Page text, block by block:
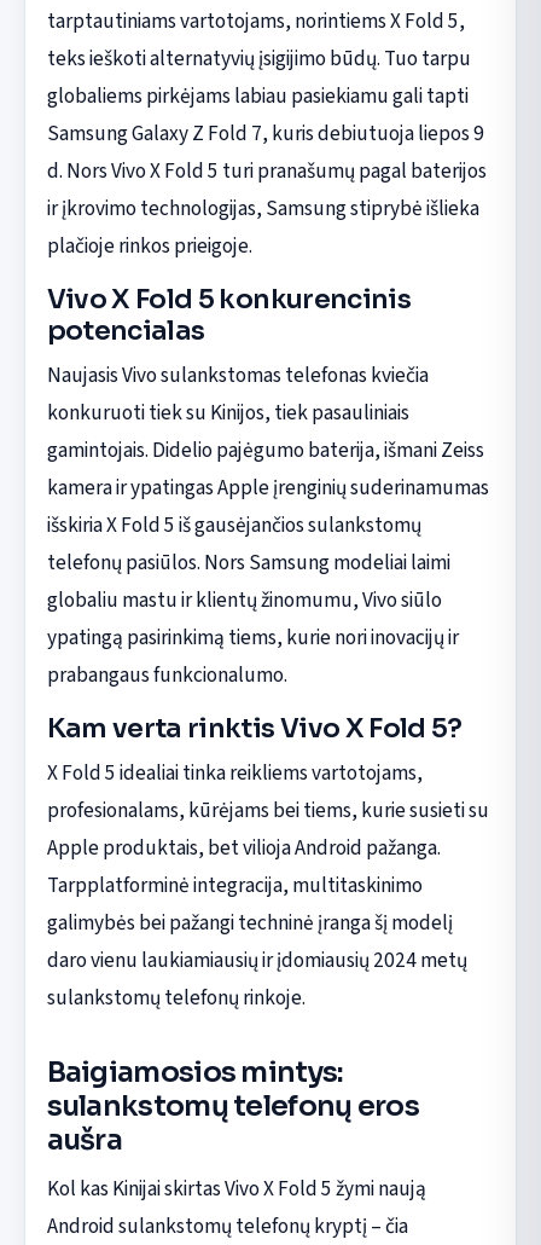
tarptautiniams vartotojams, norintiems X Fold 5,
teks ieškoti alternatyvių įsigijimo būdų. Tuo tarpu
globaliems pirkėjams labiau pasiekiamu gali tapti
Samsung Galaxy Z Fold 7, kuris debiutuoja liepos 9
d. Nors Vivo X Fold 5 turi pranašumų pagal baterijos
ir įkrovimo technologijas, Samsung stiprybė išlieka
plačioje rinkos prieigoje.
Vivo X Fold 5 konkurencinis
potencialas
Naujasis Vivo sulankstomas telefonas kviečia
konkuruoti tiek su Kinijos, tiek pasauliniais
gamintojais. Didelio pajėgumo baterija, išmani Zeiss
kamera ir ypatingas Apple įrenginių suderinamumas
išskiria X Fold 5 iš gausėjančios sulankstomų
telefonų pasiūlos. Nors Samsung modeliai laimi
globaliu mastu ir klientų žinomumu, Vivo siūlo
ypatingą pasirinkimą tiems, kurie nori inovacijų ir
prabangaus funkcionalumo.
Kam verta rinktis Vivo X Fold 5?
X Fold 5 idealiai tinka reikliems vartotojams,
profesionalams, kūrėjams bei tiems, kurie susieti su
Apple produktais, bet vilioja Android pažanga.
Tarpplatforminė integracija, multitaskinimo
galimybės bei pažangi techninė įranga šį modelį
daro vienu laukiamiausių ir įdomiausių 2024 metų
sulankstomų telefonų rinkoje.
Baigiamosios mintys:
sulankstomų telefonų eros
aušra
Kol kas Kinijai skirtas Vivo X Fold 5 žymi naują
Android sulankstomų telefonų kryptį – čia